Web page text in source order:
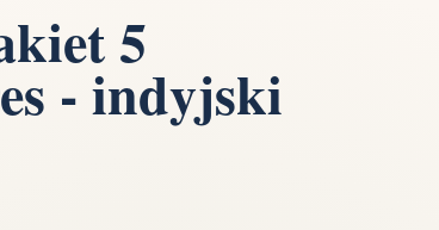
Lans i błysk reflektorów
Moc
5
- indyjski